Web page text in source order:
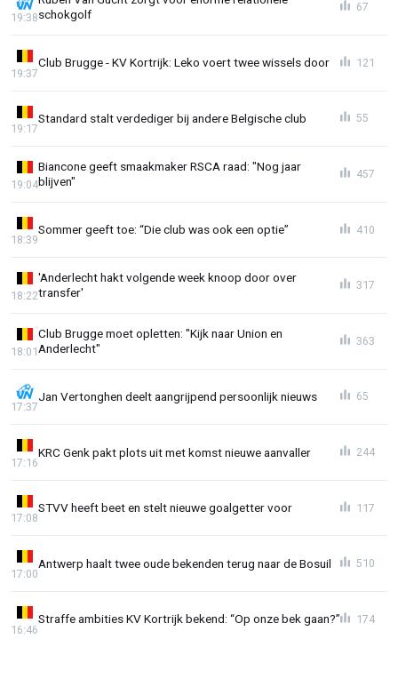
schokgolf
19:38
67
Club Brugge - KV Kortrijk: Leko voert twee wissels door
19:37
121
Standard stalt verdediger bij andere Belgische club
19:17
55
Biancone geeft smaakmaker RSCA raad: "Nog jaar
blijven"
19:04
457
Sommer geeft toe: “Die club was ook een optie”
18:39
410
'Anderlecht hakt volgende week knoop door over
transfer'
18:22
317
Club Brugge moet opletten: "Kijk naar Union en
Anderlecht"
18:01
363
Jan Vertonghen deelt aangrijpend persoonlijk nieuws
17:37
65
KRC Genk pakt plots uit met komst nieuwe aanvaller
17:16
244
STVV heeft beet en stelt nieuwe goalgetter voor
17:08
117
Antwerp haalt twee oude bekenden terug naar de Bosuil
17:00
510
Straffe ambities KV Kortrijk bekend: “Op onze bek gaan?”
16:46
174